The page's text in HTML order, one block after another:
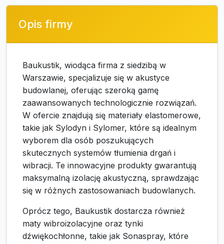
Opis firmy
Baukustik, wiodąca firma z siedzibą w
Warszawie, specjalizuje się w akustyce
budowlanej, oferując szeroką gamę
zaawansowanych technologicznie rozwiązań.
W ofercie znajdują się materiały elastomerowe,
takie jak Sylodyn i Sylomer, które są idealnym
wyborem dla osób poszukujących
skutecznych systemów tłumienia drgań i
wibracji. Te innowacyjne produkty gwarantują
maksymalną izolację akustyczną, sprawdzając
się w różnych zastosowaniach budowlanych.
Oprócz tego, Baukustik dostarcza również
maty wibroizolacyjne oraz tynki
dźwiękochłonne, takie jak Sonaspray, które